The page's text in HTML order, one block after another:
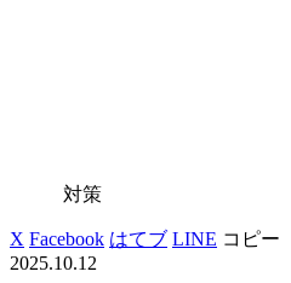
対策
X Facebook はてブ LINE コピー
2025.10.12